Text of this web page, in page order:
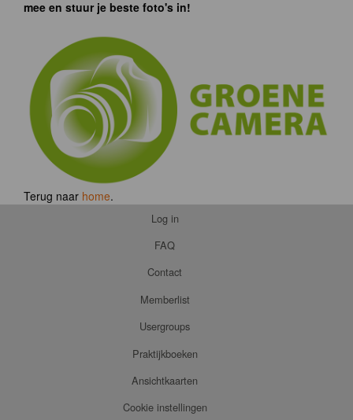
mee en stuur je beste foto's in!
Terug naar home.
Log in
FAQ
Contact
Memberlist
Usergroups
Praktijkboeken
Ansichtkaarten
Cookie instellingen